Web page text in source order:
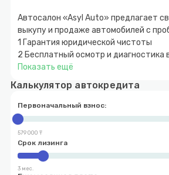
Автосалон «Asyl Auto» предлагает
выкупу и продаже автомобилей с
1 Гарантия юридической чистоты
2 Бесплатный осмотр и диагностика
3 Быстрое и прозрачное оформление
расчет
5 Возможность покупки авто в кредит
первоначальным взносом от 10%
6 Обмен автомобиля с доплатой в обе
7 Выкуп вашего автомобиля
Показать ещё
Калькулятор автокредита
Первоначальный взнос:
579 000 ₸
Срок лизинга
3 мес.